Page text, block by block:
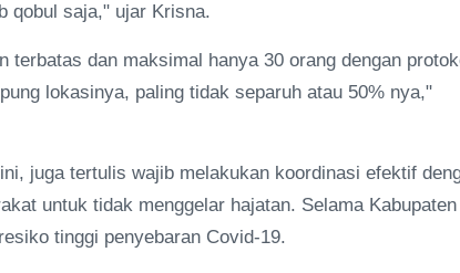
qobul saja," ujar Krisna.
dan maksimal hanya 30 orang dengan
lokasinya, paling tidak separuh atau 50% nya,"
juga tertulis wajib melakukan koordinasi efektif
untuk tidak menggelar hajatan. Selama Kabupaten
tinggi penyebaran Covid-19.